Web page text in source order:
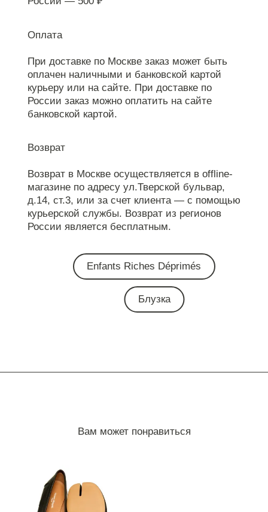
Оплата
При доставке по Москве заказ может быть
оплачен наличными и банковской картой
курьеру или на сайте. При доставке по
России заказ можно оплатить на сайте
банковской картой.
Возврат
Возврат в Москве осуществляется в offline-
магазине по адресу ул.Тверской бульвар,
д.14, ст.3, или за счет клиента — с помощью
курьерской службы. Возврат из регионов
России является бесплатным.
Enfants Riches Déprimés
Блузка
Вам может понравиться